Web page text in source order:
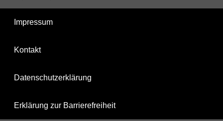
Impressum
Kontakt
Datenschutzerklärung
Erklärung zur Barrierefreiheit